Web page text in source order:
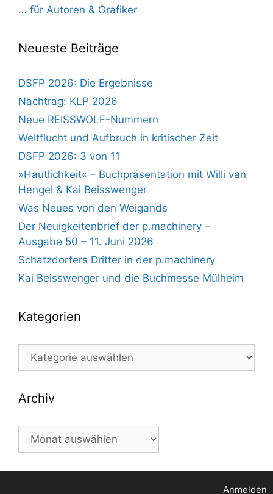
… für Autoren & Grafiker
Neueste Beiträge
DSFP 2026: Die Ergebnisse
Nachtrag: KLP 2026
Neue REISSWOLF-Nummern
Weltflucht und Aufbruch in kritischer Zeit
DSFP 2026: 3 von 11
»Hautlichkeit« – Buchpräsentation mit Willi van
Hengel & Kai Beisswenger
Was Neues von den Weigands
Der Neuigkeitenbrief der p.machinery –
Ausgabe 50 – 11. Juni 2026
Schatzdorfers Dritter in der p.machinery
Kai Beisswenger und die Buchmesse Mülheim
Kategorien
Kategorien
Archiv
Archiv
Anmelden